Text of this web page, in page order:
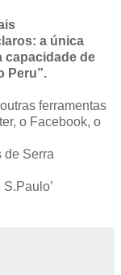
a única
capacidade de
Peru”.
ferramentas
o Facebook, o
de Serra